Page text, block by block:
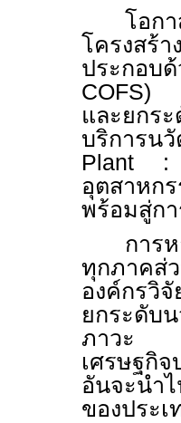
โอก
โครงส
ประกอบด้
COFS)
และยกร
บริการน
Plant
:
อุตสาหก
พร้อมสู่ก
การ
ทุกภาคส่
องค์กรวิ
ยกระดับ
ภาวะ ต
เศรษฐกิ
อันจะนำ
ของประเ